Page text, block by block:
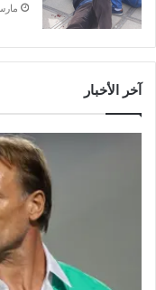
مارس 26,
آخر الأخبار